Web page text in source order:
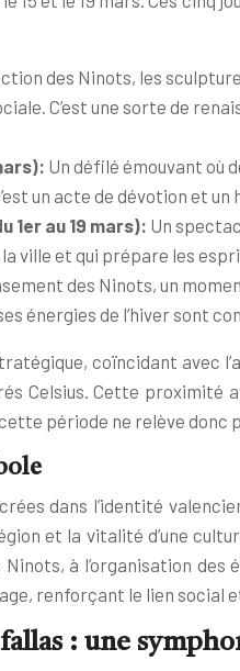
des Ninots, les
C’est une sorte de
Un défilé émouvant où
un acte de dévotion et
1er au 19 mars): Un
ville et qui prépare les
des Ninots, un
énergies de l’hiver sont
coïncidant avec
Celsius. Cette
période ne relève donc
dans l’identité
et la vitalité d’une
à l’organisation
renforçant le lien social
fallas : une